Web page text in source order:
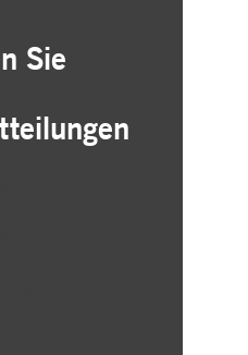
Sie